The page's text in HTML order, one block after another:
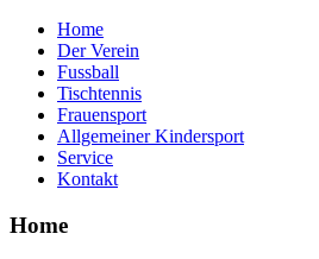
Home
Der Verein
Fussball
Tischtennis
Frauensport
Allgemeiner Kindersport
Service
Kontakt
Home